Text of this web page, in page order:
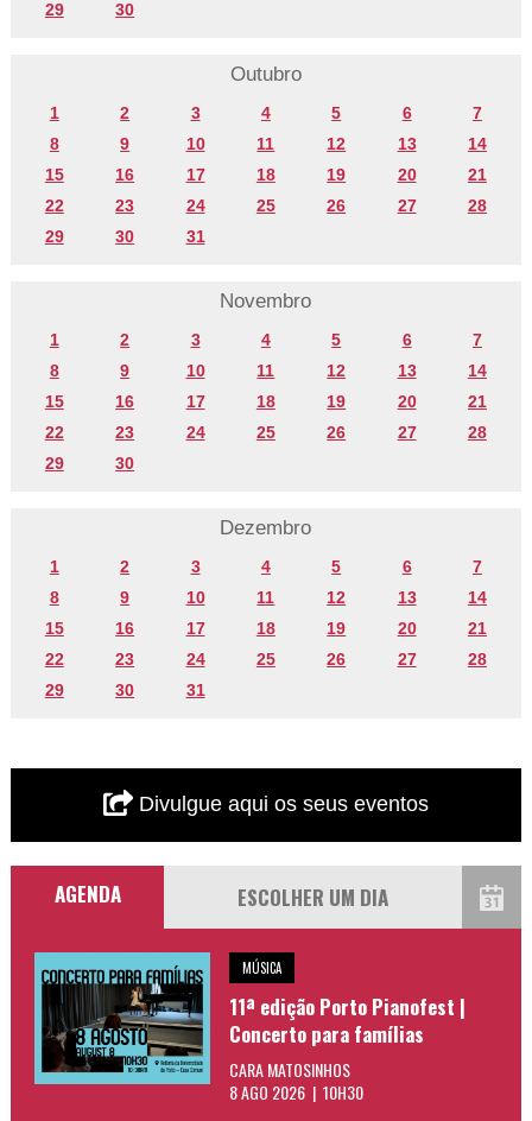
29 30
Outubro
1 2 3 4 5 6
7
8
9 10 11 12 13
14
15
16 17 18 19 20
21
22
23 24 25 26 27
28
29
30 31
Novembro
1 2 3 4 5 6
7
8
9 10 11 12 13
14
15
16 17 18 19 20
21
22
23 24 25 26 27
28
29
30
Dezembro
1 2 3 4 5 6
7
8
9 10 11 12 13
14
15
16 17 18 19 20
21
22
23 24 25 26 27
28
29
30 31
Divulgue aqui os seus eventos
AGENDA
MÚSICA
11ª edição Porto Pianofest |
Concerto para famílias
CARA MATOSINHOS
8 AGO 2026 | 10H30